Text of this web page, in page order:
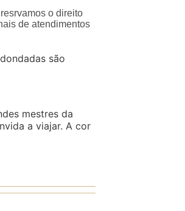
o direito
de atendimentos
são
mestres da
a viajar. A cor